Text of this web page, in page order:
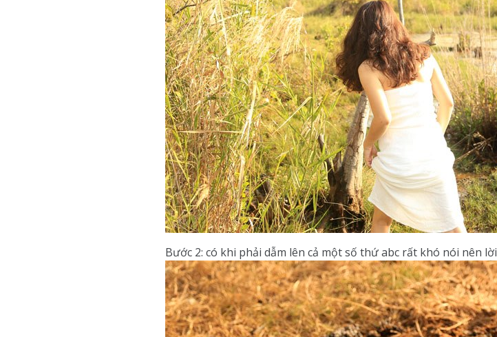
Bước 2: có khi phải dẫm lên cả một số thứ abc rất khó nói nên lời